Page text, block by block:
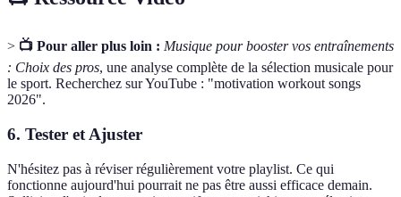
> 📺 Pour aller plus loin : Musique pour booster vos entraînements
: Choix des pros, une analyse complète de la sélection musicale pour
le sport. Recherchez sur YouTube : "motivation workout songs
2026".
6. Tester et Ajuster
N'hésitez pas à réviser régulièrement votre playlist. Ce qui
fonctionne aujourd'hui pourrait ne pas être aussi efficace demain.